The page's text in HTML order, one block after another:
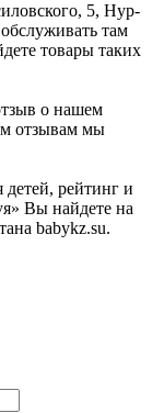
5, Нур-
там
товары таких
о нашем
отзывам мы
рейтинг и
Вы найдете на
babykz.su.